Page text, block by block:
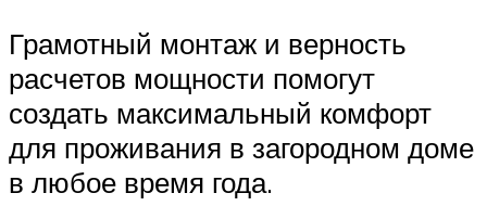
Грамотный монтаж и верность
расчетов мощности помогут
создать максимальный комфорт
для проживания в загородном доме
в любое время года.